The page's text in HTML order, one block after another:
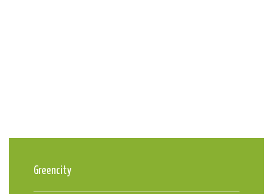
Greencity